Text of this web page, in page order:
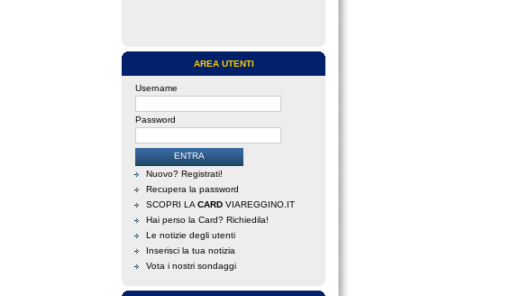
AREA UTENTI
Username
Password
Nuovo? Registrati!
Recupera la password
SCOPRI LA CARD VIAREGGINO.IT
Hai perso la Card? Richiedila!
Le notizie degli utenti
Inserisci la tua notizia
Vota i nostri sondaggi